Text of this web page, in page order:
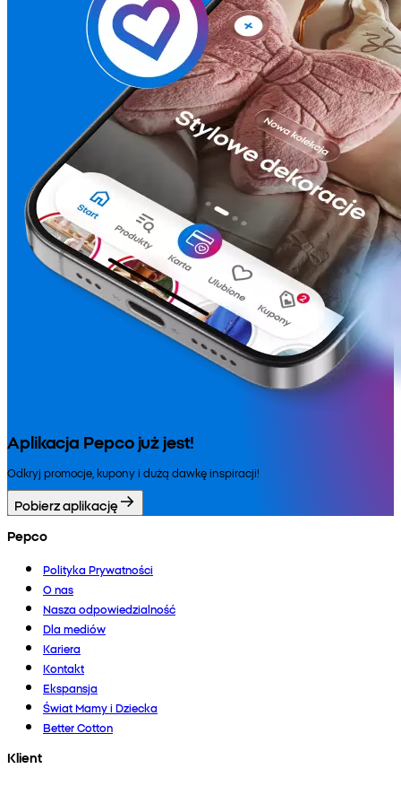
Aplikacja Pepco już jest!
Odkryj promocje, kupony i dużą dawkę inspiracji!
Pobierz aplikację
Pepco
Polityka Prywatności
O nas
Nasza odpowiedzialność
Dla mediów
Kariera
Kontakt
Ekspansja
Świat Mamy i Dziecka
Better Cotton
Klient